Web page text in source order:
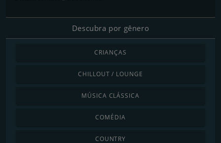
Descubra por gênero
CRIANÇAS
CHILLOUT / LOUNGE
MÚSICA CLÁSSICA
COMÉDIA
COUNTRY